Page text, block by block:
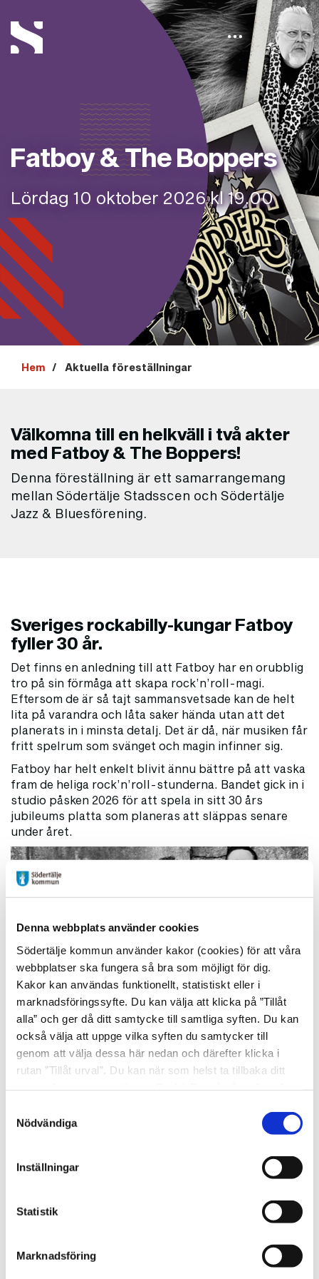
Denna webbplats använder cookies
Södertälje kommun använder kakor (cookies) för att våra
webbplatser ska fungera så bra som möjligt för dig.
Kakor kan användas funktionellt, statistiskt eller i
marknadsföringssyfte. Du kan välja att klicka på ”Tillåt
alla” och ger då ditt samtycke till samtliga syften. Du kan
också välja att uppge vilka syften du samtycker till
genom att välja dessa här nedan och därefter klicka i
rutan ”Tillåt urval”. Du kan när som helst ta tillbaka ditt
"Visa detaljer" kan du läsa om hur kakorna används och
hur vi och våra leverantörer inhämtar och behandlar
Nödvändiga
Inställningar
Statistik
Marknadsföring
Fatboy & The Boppers
Lördag 10 oktober 2026 kl 19.00
Hem Aktuella föreställningar
Välkomna till en helkväll i två akter
med Fatboy & The Boppers!
Denna föreställning är ett samarrangemang
mellan Södertälje Stadsscen och Södertälje
Jazz & Bluesförening.
Sveriges rockabilly-kungar Fatboy
fyller 30 år.
Det finns en anledning till att Fatboy har en orubblig
tro på sin förmåga att skapa rock’n’roll-magi.
Eftersom de är så tajt sammansvetsade kan de helt
lita på varandra och låta saker hända utan att det
planerats in i minsta detalj. Det är då, när musiken får
fritt spelrum som svänget och magin infinner sig.
Fatboy har helt enkelt blivit ännu bättre på att vaska
fram de heliga rock’n’roll-stunderna. Bandet gick in i
studio påsken 2026 för att spela in sitt 30 års
jubileums platta som planeras att släppas senare
under året.
I snart fem decennier har Sveriges
levererat spelglädje och energi
Med ett sound med rötterna i 50- och 60-talets Doo
Wop & Rock'n Roll har man spelat till sig en definitiv